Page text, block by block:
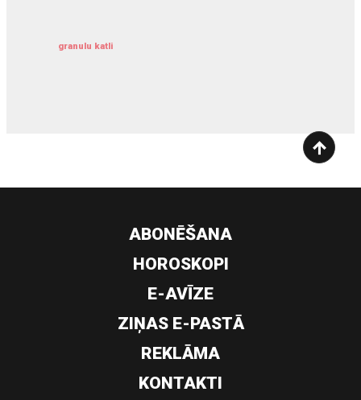
granulu katli
ABONĒŠANA
HOROSKOPI
E-AVĪZE
ZIŅAS E-PASTĀ
REKLĀMA
KONTAKTI